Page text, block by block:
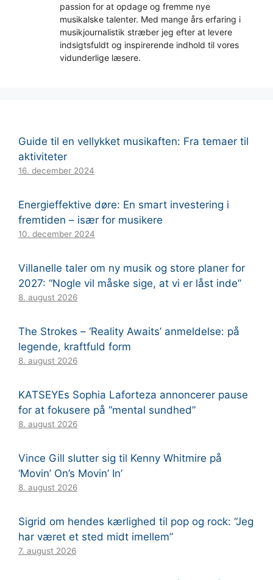
passion for at opdage og fremme nye
musikalske talenter. Med mange års erfaring i
musikjournalistik stræber jeg efter at levere
indsigtsfuldt og inspirerende indhold til vores
vidunderlige læsere.
Guide til en vellykket musikaften: Fra temaer til
aktiviteter
16. december 2024
Energieffektive døre: En smart investering i
fremtiden – især for musikere
10. december 2024
Villanelle taler om ny musik og store planer for
2027: “Nogle vil måske sige, at vi er låst inde”
8. august 2026
The Strokes – ‘Reality Awaits’ anmeldelse: på
legende, kraftfuld form
8. august 2026
KATSEYEs Sophia Laforteza annoncerer pause
for at fokusere på “mental sundhed”
8. august 2026
Vince Gill slutter sig til Kenny Whitmire på
‘Movin’ On’s Movin’ In’
8. august 2026
Sigrid om hendes kærlighed til pop og rock: “Jeg
har været et sted midt imellem”
7. august 2026